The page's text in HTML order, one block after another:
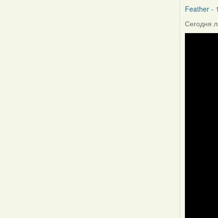
Feather -
Сегодня